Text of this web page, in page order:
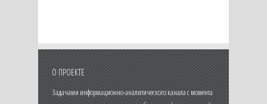
О ПРОЕКТЕ
Задачами информационно-аналитического канала с момента